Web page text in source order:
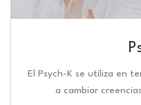
El Psych-K se utiliza en
a cambiar